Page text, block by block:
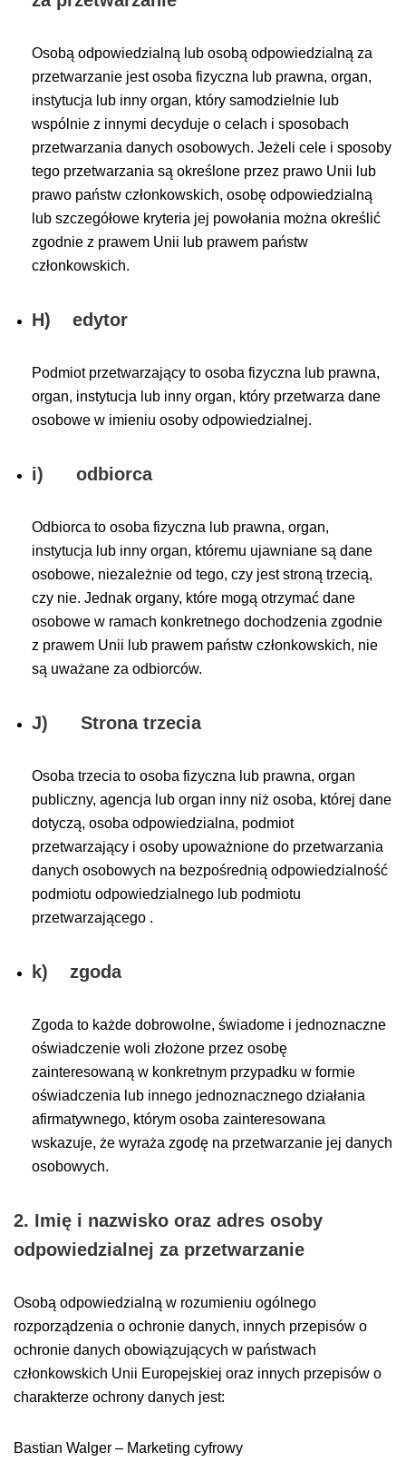
Osobą odpowiedzialną lub osobą odpowiedzialną za
przetwarzanie jest osoba fizyczna lub prawna, organ,
instytucja lub inny organ, który samodzielnie lub
wspólnie z innymi decyduje o celach i sposobach
przetwarzania danych osobowych. Jeżeli cele i sposoby
tego przetwarzania są określone przez prawo Unii lub
prawo państw członkowskich, osobę odpowiedzialną
lub szczegółowe kryteria jej powołania można określić
zgodnie z prawem Unii lub prawem państw
członkowskich.
H) edytor
Podmiot przetwarzający to osoba fizyczna lub prawna,
organ, instytucja lub inny organ, który przetwarza dane
osobowe w imieniu osoby odpowiedzialnej.
i) odbiorca
Odbiorca to osoba fizyczna lub prawna, organ,
instytucja lub inny organ, któremu ujawniane są dane
osobowe, niezależnie od tego, czy jest stroną trzecią,
czy nie. Jednak organy, które mogą otrzymać dane
osobowe w ramach konkretnego dochodzenia zgodnie
z prawem Unii lub prawem państw członkowskich, nie
są uważane za odbiorców.
J) Strona trzecia
Osoba trzecia to osoba fizyczna lub prawna, organ
publiczny, agencja lub organ inny niż osoba, której dane
dotyczą, osoba odpowiedzialna, podmiot
przetwarzający i osoby upoważnione do przetwarzania
danych osobowych na bezpośrednią odpowiedzialność
podmiotu odpowiedzialnego lub podmiotu
przetwarzającego .
k) zgoda
Zgoda to każde dobrowolne, świadome i jednoznaczne
oświadczenie woli złożone przez osobę
zainteresowaną w konkretnym przypadku w formie
oświadczenia lub innego jednoznacznego działania
afirmatywnego, którym osoba zainteresowana
wskazuje, że wyraża zgodę na przetwarzanie jej danych
osobowych.
2. Imię i nazwisko oraz adres osoby
odpowiedzialnej za przetwarzanie
Osobą odpowiedzialną w rozumieniu ogólnego
rozporządzenia o ochronie danych, innych przepisów o
ochronie danych obowiązujących w państwach
członkowskich Unii Europejskiej oraz innych przepisów o
charakterze ochrony danych jest:
Bastian Walger – Marketing cyfrowy